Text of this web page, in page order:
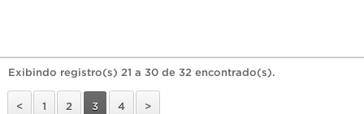
Exibindo registro(s) 21 a 30 de 32 encontrado(s).
< 1 2 3 4 >